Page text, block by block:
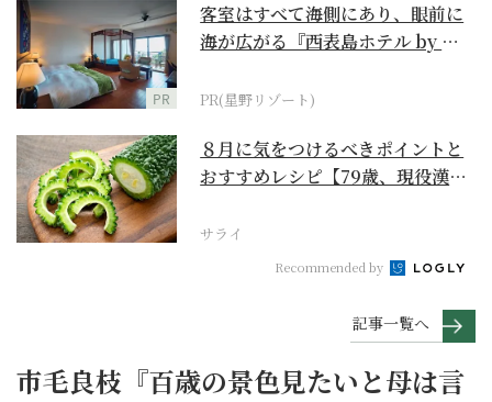
PR
客室はすべて海側にあり、眼前に
海が広がる『西表島ホテル by 星
PR(星野リゾート)
８月に気をつけるべきポイントと
おすすめレシピ【79歳、現役漢方
サライ
Recommended by
記事一覧へ
市毛良枝『百歳の景色見たいと母は言